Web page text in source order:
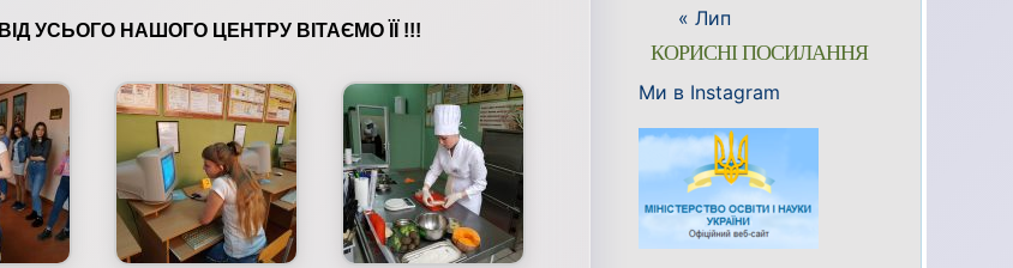
ВІД УСЬОГО НАШОГО ЦЕНТРУ ВІТАЄМО ЇЇ !!!
« Лип
КОРИСНІ ПОСИЛАННЯ
Ми в Instagram